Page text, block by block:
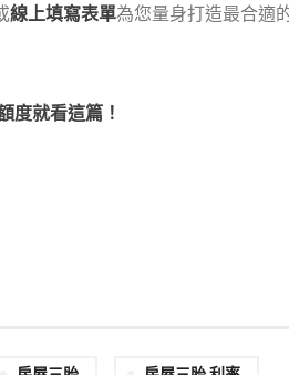
線上填寫表單為您量身打造最合適
度就看這篇！